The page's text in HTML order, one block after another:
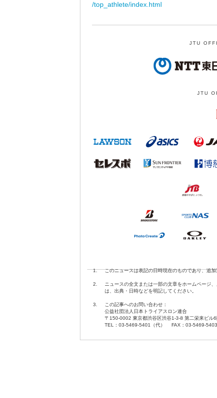
/top_athlete/index.html
JTU
JTU
1. このニュースは表記の日時現在のものであり、追
2.
ニュースの全文または一部の文章をホームページ
は、出典・日時などを明記してください。
3.
この記事へのお問い合わせ：
公益社団法人日本トライアスロン連合
〒150-0002 東京都渋谷区渋谷1-3-8 第二栄来ビル
TEL：03-5469-5401（代） FAX：03-5469-